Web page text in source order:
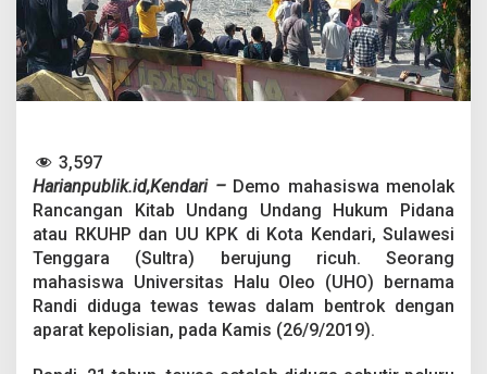
a
s
T
e
r
a
S
a
a
t
D
e
m
3,597
Harianpublik.id,Kendari – Demo mahasiswa menolak
Rancangan Kitab Undang Undang Hukum Pidana
atau RKUHP dan UU KPK di Kota Kendari, Sulawesi
Tenggara (Sultra) berujung ricuh. Seorang
mahasiswa Universitas Halu Oleo (UHO) bernama
Randi diduga tewas tewas dalam bentrok dengan
aparat kepolisian, pada Kamis (26/9/2019).